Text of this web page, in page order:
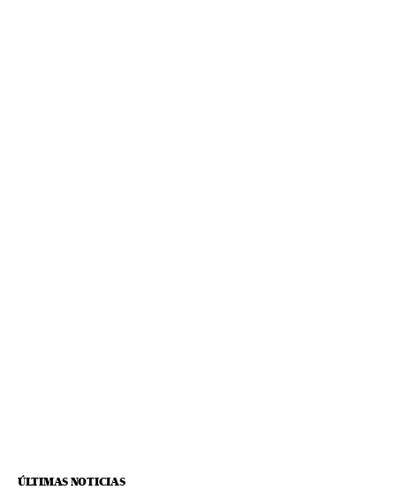
ÚLTIMAS NOTICIAS